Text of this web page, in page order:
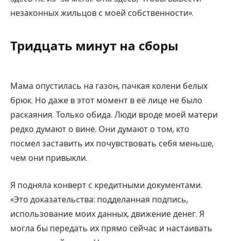
незаконных жильцов с моей собственности».
Тридцать минут на сборы
Мама опустилась на газон, пачкая колени белых
брюк. Но даже в этот момент в её лице не было
раскаяния. Только обида. Люди вроде моей матери
редко думают о вине. Они думают о том, кто
посмел заставить их почувствовать себя меньше,
чем они привыкли.
Я подняла конверт с кредитными документами.
«Это доказательства: подделанная подпись,
использование моих данных, движение денег. Я
могла бы передать их прямо сейчас и настаивать